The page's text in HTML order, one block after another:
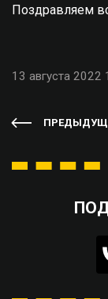
Поздравляем
13 августа 2022